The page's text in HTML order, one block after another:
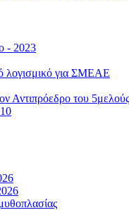
- 2023
λογισμικό για ΣΜΕΑΕ
Αντιπρόεδρο του 5μελούς